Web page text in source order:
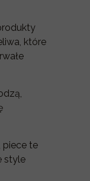
które
piece te
style